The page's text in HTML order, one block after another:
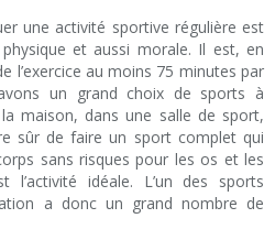
une activité sportive régulière est
et aussi morale. Il est, en
l’exercice au moins 75 minutes par
un grand choix de sports à
maison, dans une salle de sport,
sûr de faire un sport complet qui
sans risques pour les os et les
l’activité idéale. L’un des sports
a donc un grand nombre de